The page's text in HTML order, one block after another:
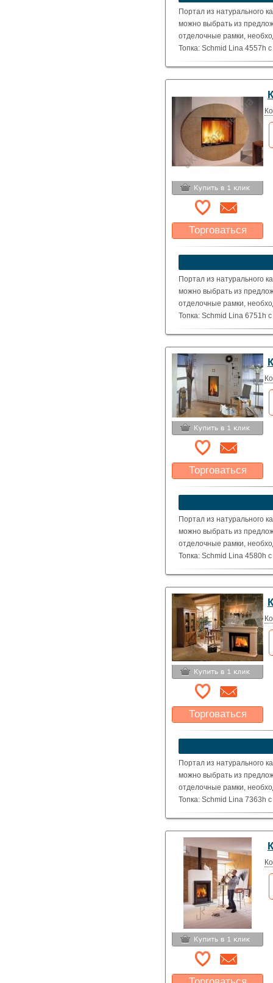
Портал из натурального
можно выбрать из
отделочные рамки,
Топка: Schmid Lina 4557h
( Номинальная мощность
Торговаться
Какая цена Вас
устроит?
Портал из натурального
можно выбрать из
отделочные рамки,
Топка: Schmid Lina 6751h
( Номинальная мощность
Торговаться
Какая цена Вас
устроит?
Портал из натурального
можно выбрать из
отделочные рамки,
Топка: Schmid Lina 4580h
( Номинальная мощность
Торговаться
Какая цена Вас
устроит?
Портал из натурального
можно выбрать из
отделочные рамки,
Топка: Schmid Lina 7363h
( Номинальная мощность